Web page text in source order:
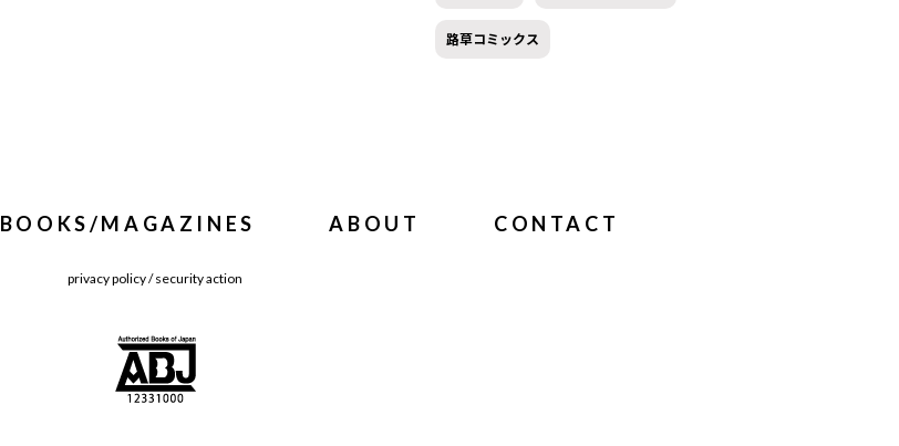
路草コミックス
BOOKS/MAGAZINES ABOUT CONTACT
privacy policy/security action